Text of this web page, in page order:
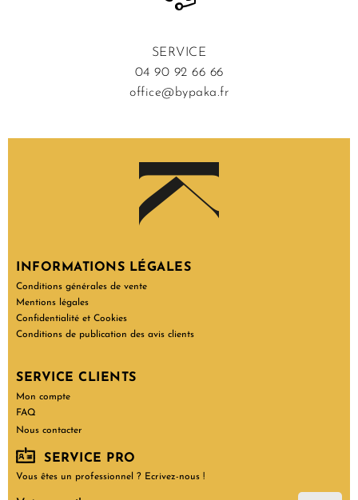
SERVICE
04 90 92 66 66
office@bypaka.fr
INFORMATIONS LÉGALES
Conditions générales de vente
Mentions légales
Confidentialité et Cookies
Conditions de publication des avis clients
SERVICE CLIENTS
Mon compte
FAQ
Nous contacter
SERVICE PRO
Vous êtes un professionnel ? Ecrivez-nous !